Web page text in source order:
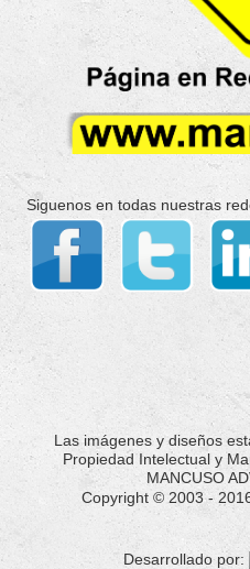
Siguenos en todas nuestras
Las imágenes y diseños
Propiedad Intelectual y
MANCUSO
Copyright © 2003 -
Desarrollado por: